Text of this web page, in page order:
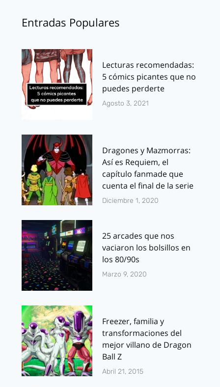
Entradas Populares
Lecturas recomendadas:
5 cómics picantes que no
puedes perderte
Agosto 3, 2021
Dragones y Mazmorras:
Así es Requiem, el
capítulo fanmade que
cuenta el final de la serie
Diciembre 1, 2020
25 arcades que nos
vaciaron los bolsillos en
los 80/90s
Marzo 9, 2020
Freezer, familia y
transformaciones del
mejor villano de Dragon
Ball Z
Abril 21, 2015